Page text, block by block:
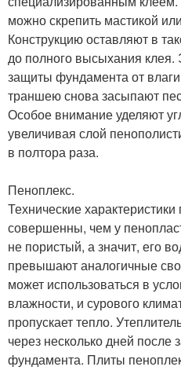
можно скрепить мастикой
Конструкцию оставляют в
до полного высыхания
защиты фундамента от
траншею снова засыпают
Особое внимание уделяют
увеличивая слой
в полтора раза.
Пеноплекс.
Технические
совершенны, чем у
не пористый, а значит, его
превышают аналогичные
может использоваться в
влажности, и сурового
пропускает тепло.
через несколько дней
фундамента. Плиты